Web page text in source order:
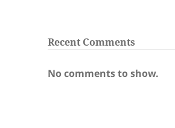
Recent Comments
No comments to show.